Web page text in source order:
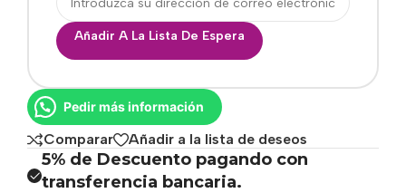
Añadir A La Lista De Espera
Pedir más información
Comparar Añadir a la lista de deseos
5% de Descuento pagando con
transferencia bancaria.